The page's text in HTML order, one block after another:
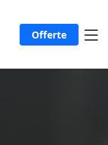
Offerte